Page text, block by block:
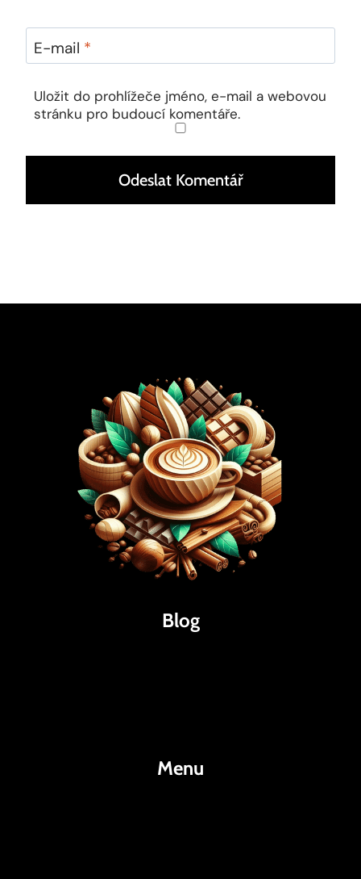
E-mail *
Uložit do prohlížeče jméno, e-mail a webovou
stránku pro budoucí komentáře.
Blog
Menu